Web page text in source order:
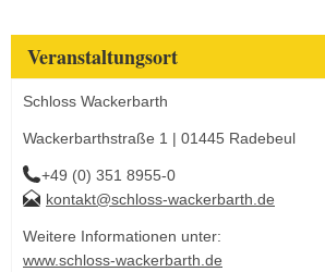
Veranstaltungsort
Schloss Wackerbarth
Wackerbarthstraße 1 | 01445 Radebeul
+49 (0) 351 8955-0
kontakt@schloss-wackerbarth.de
Weitere Informationen unter:
www.schloss-wackerbarth.de